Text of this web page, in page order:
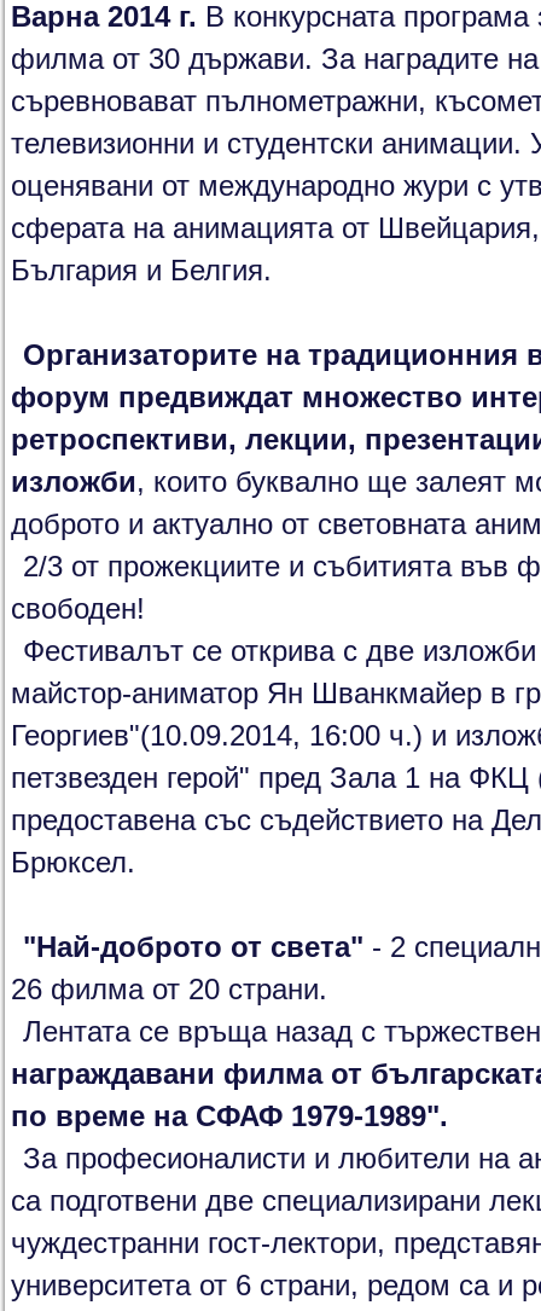
Варна 2014 г. В конкурсната
филма от 30 държави. За наградите
съревновават пълнометражни,
телевизионни и студентски
оценявани от международно жури с
сферата на анимацията от
България и Белгия.
Организаторите на традиционния
форум предвиждат множество
ретроспективи, лекции,
изложби, които буквално ще залеят
доброто и актуално от световната
2/3 от прожекциите и събитията във
свободен!
Фестивалът се открива с две
майстор-аниматор Ян Шванкмайер в
Георгиев"(10.09.2014, 16:00 ч.) и
петзвезден герой" пред Зала 1 на
предоставена със съдействието на
Брюксел.
"Най-доброто от света" - 2
26 филма от 20 страни.
Лентата се връща назад с
награждавани филма от
по време на СФАФ 1979-1989".
За професионалисти и любители на
са подготвени две специализирани
чуждестранни гост-лектори,
университета от 6 страни, редом са